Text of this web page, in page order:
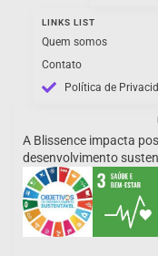
LINKS LIST
Quem somos
Contato
Política de
A Blissence impacta
desenvolvimento